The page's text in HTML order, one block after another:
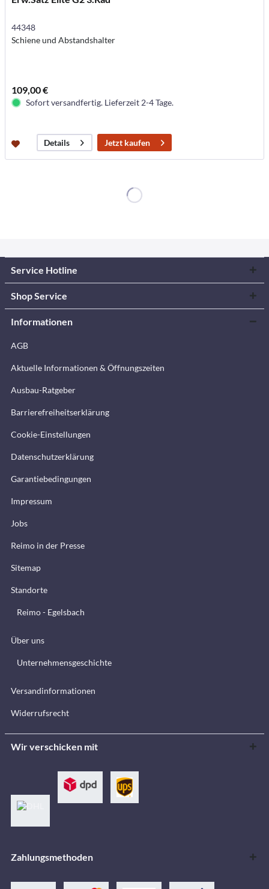
44348
Schiene und Abstandshalter
109,00 €
Sofort versandfertig. Lieferzeit 2-4 Tage.
Details Jetzt kaufen
Service Hotline
Shop Service
Informationen
AGB
Aktuelle Informationen & Öffnungszeiten
Ausbau-Ratgeber
Barrierefreiheitserklärung
Cookie-Einstellungen
Datenschutzerklärung
Garantiebedingungen
Impressum
Jobs
Reimo in der Presse
Sitemap
Standorte
Reimo - Egelsbach
Über uns
Unternehmensgeschichte
Versandinformationen
Widerrufsrecht
Wir verschicken mit
Zahlungsmethoden